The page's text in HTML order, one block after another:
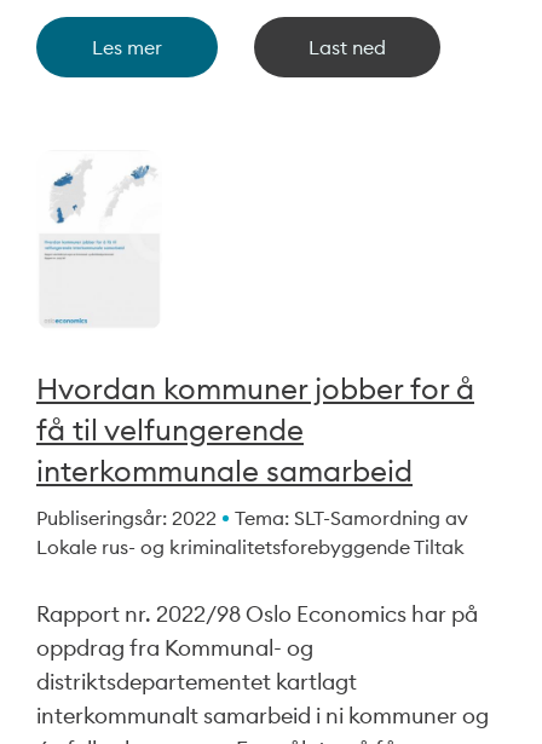
Les mer Last ned
Hvordan kommuner jobber for å
få til velfungerende
interkommunale samarbeid
Publiseringsår: 2022
Tema: SLT-Samordning av
Lokale rus- og kriminalitetsforebyggende Tiltak
Rapport nr. 2022/98 Oslo Economics har på
oppdrag fra Kommunal- og
distriktsdepartementet kartlagt
interkommunalt samarbeid i ni kommuner og